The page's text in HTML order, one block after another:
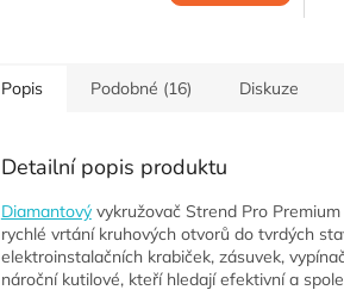
Popis Podobné (16) Diskuze
Detailní popis produktu
Diamantovývykružovač Strend Pro
rychlé vrtání kruhových otvorů do tvrdých
elektroinstalačních krabiček, zásuvek,
nároční kutilové, kteří hledají efektivní a